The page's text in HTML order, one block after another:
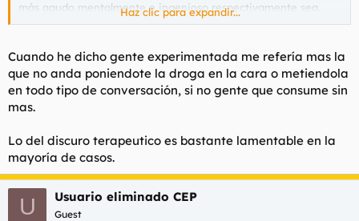
más agudo mentalmente e ingenioso respectivamente sea,
pero no me vengas con paridas.
Haz clic para expandir...
Cuando he dicho gente experimentada me refería mas la
que no anda poniendote la droga en la cara o metiendola
en todo tipo de conversación, si no gente que consume sin
mas.
Lo del discuro terapeutico es bastante lamentable en la
mayoría de casos.
U Usuario eliminado CEP
Guest